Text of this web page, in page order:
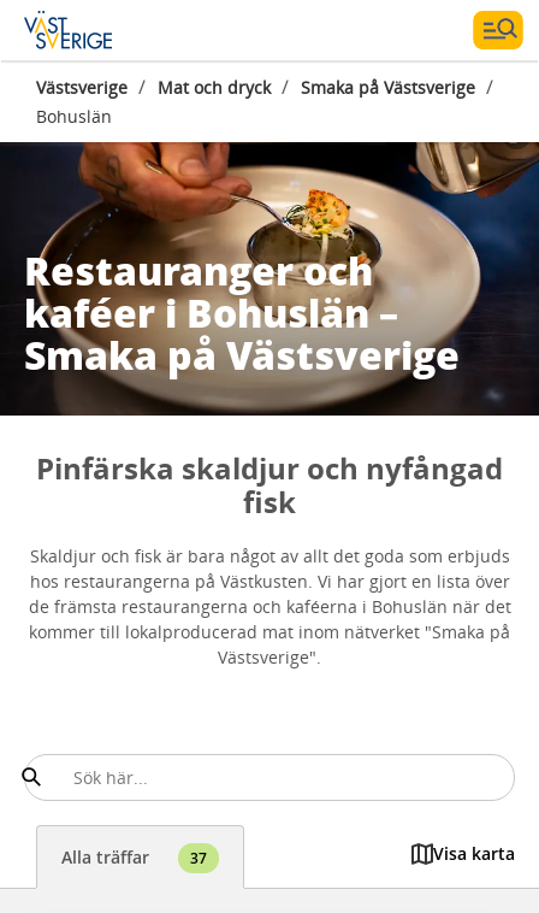
Västsverige / Mat och dryck / Smaka på Västsverige /
Bohuslän
Restauranger och
kaféer i Bohuslän –
Smaka på Västsverige
Pinfärska skaldjur och nyfångad
fisk
Skaldjur och fisk är bara något av allt det goda som erbjuds
hos restaurangerna på Västkusten. Vi har gjort en lista över
de främsta restaurangerna och kaféerna i Bohuslän när det
kommer till lokalproducerad mat inom nätverket "Smaka på
Västsverige".
Alla träffar 37 Visa karta